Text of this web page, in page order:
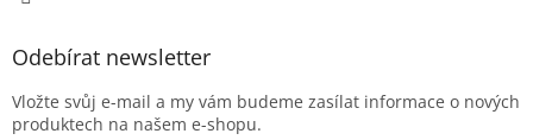
Odebírat newsletter
Vložte svůj e-mail a my vám budeme zasílat informace o nových
produktech na našem e-shopu.